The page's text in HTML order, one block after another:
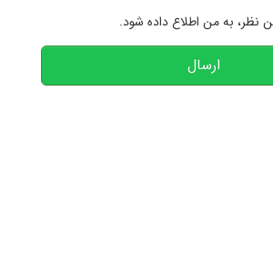
نظر، به من اطلاع داده شود.
ارسال